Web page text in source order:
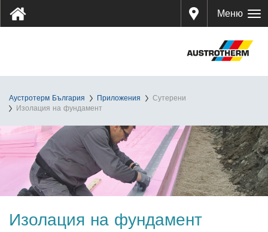
Дистр
ибуто
Меню
Аустротерм България Приложения
Сутерени
Изолация на фундамент
Изолация на фундамент